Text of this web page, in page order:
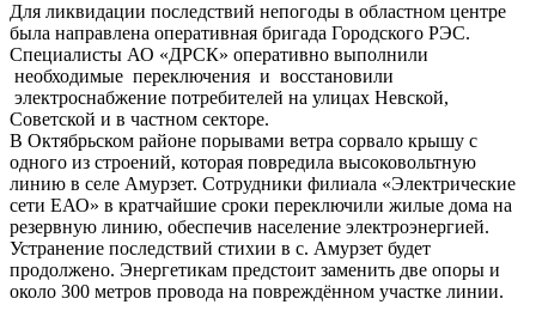
Для ликвидации последствий непогоды в областном центре
была направлена оперативная бригада Городского РЭС.
Специалисты АО «ДРСК» оперативно выполнили
необходимые переключения и восстановили
электроснабжение потребителей на улицах Невской,
Советской и в частном секторе.
В Октябрьском районе порывами ветра сорвало крышу с
одного из строений, которая повредила высоковольтную
линию в селе Амурзет. Сотрудники филиала «Электрические
сети ЕАО» в кратчайшие сроки переключили жилые дома на
резервную линию, обеспечив население электроэнергией.
Устранение последствий стихии в с. Амурзет будет
продолжено. Энергетикам предстоит заменить две опоры и
около 300 метров провода на повреждённом участке линии.